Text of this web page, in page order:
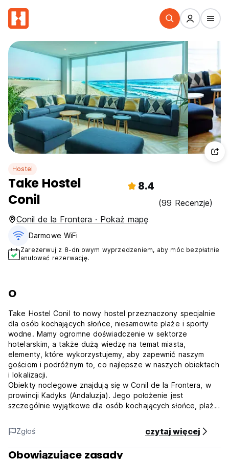
Hostel
Take Hostel
Conil
8.4
(99 Recenzje)
Conil de la Frontera · Pokaż mapę
Darmowe WiFi
Zarezerwuj z 8-dniowym wyprzedzeniem, aby móc bezpłatnie
anulować rezerwację.
O
Take Hostel Conil to nowy hostel przeznaczony specjalnie
dla osób kochających słońce, niesamowite plaże i sporty
wodne. Mamy ogromne doświadczenie w sektorze
hotelarskim, a także dużą wiedzę na temat miasta,
elementy, które wykorzystujemy, aby zapewnić naszym
gościom i podróżnym to, co najlepsze w naszych obiektach
i lokalizacji.
Obiekty noclegowe znajdują się w Conil de la Frontera, w
prowincji Kadyks (Andaluzja). Jego położenie jest
szczególnie wyjątkowe dla osób kochających słońce, plażę
inne aktywności.
Take Hostel Conil posiada siedem różnych typów pokoi
mogących pomieścić 40 osób. Pokoje są następujące: 4
pokoje o pojemności dla maksymalnie czterech osób (dwa
Zgłoś czytaj więcej
Obowiązujące zasady